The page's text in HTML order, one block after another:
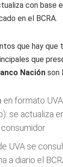
con base
en el BCRA.
que hay que
que
Nación son
en formato
se actualiza
UVA se
a diario el